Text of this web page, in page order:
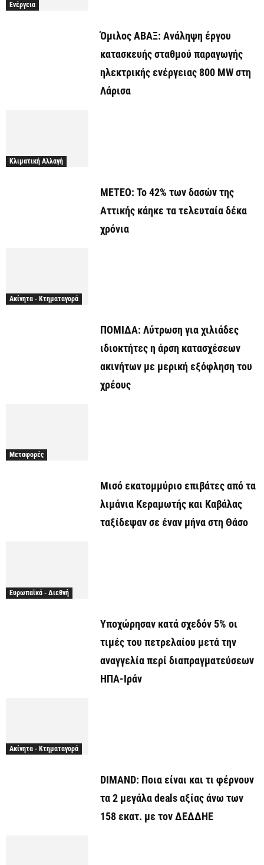
Ενέργεια
Όμιλος ΑΒΑΞ: Ανάληψη έργου
κατασκευής σταθμού παραγωγής
ηλεκτρικής ενέργειας 800 ΜW στη
Λάρισα
Κλιματική Αλλαγή
ΜΕΤΕΟ: Το 42% των δασών της
Αττικής κάηκε τα τελευταία δέκα
χρόνια
Ακίνητα - Κτηματαγορά
ΠΟΜΙΔΑ: Λύτρωση για χιλιάδες
ιδιοκτήτες η άρση κατασχέσεων
ακινήτων με μερική εξόφληση του
χρέους
Μεταφορές
Μισό εκατομμύριο επιβάτες από τα
λιμάνια Κεραμωτής και Καβάλας
ταξίδεψαν σε έναν μήνα στη Θάσο
Ευρωπαϊκά - Διεθνή
Υποχώρησαν κατά σχεδόν 5% οι
τιμές του πετρελαίου μετά την
αναγγελία περί διαπραγματεύσεων
ΗΠΑ-Ιράν
Ακίνητα - Κτηματαγορά
DIMAND: Ποια είναι και τι φέρνουν
τα 2 μεγάλα deals αξίας άνω των
158 εκατ. με τον ΔΕΔΔΗΕ